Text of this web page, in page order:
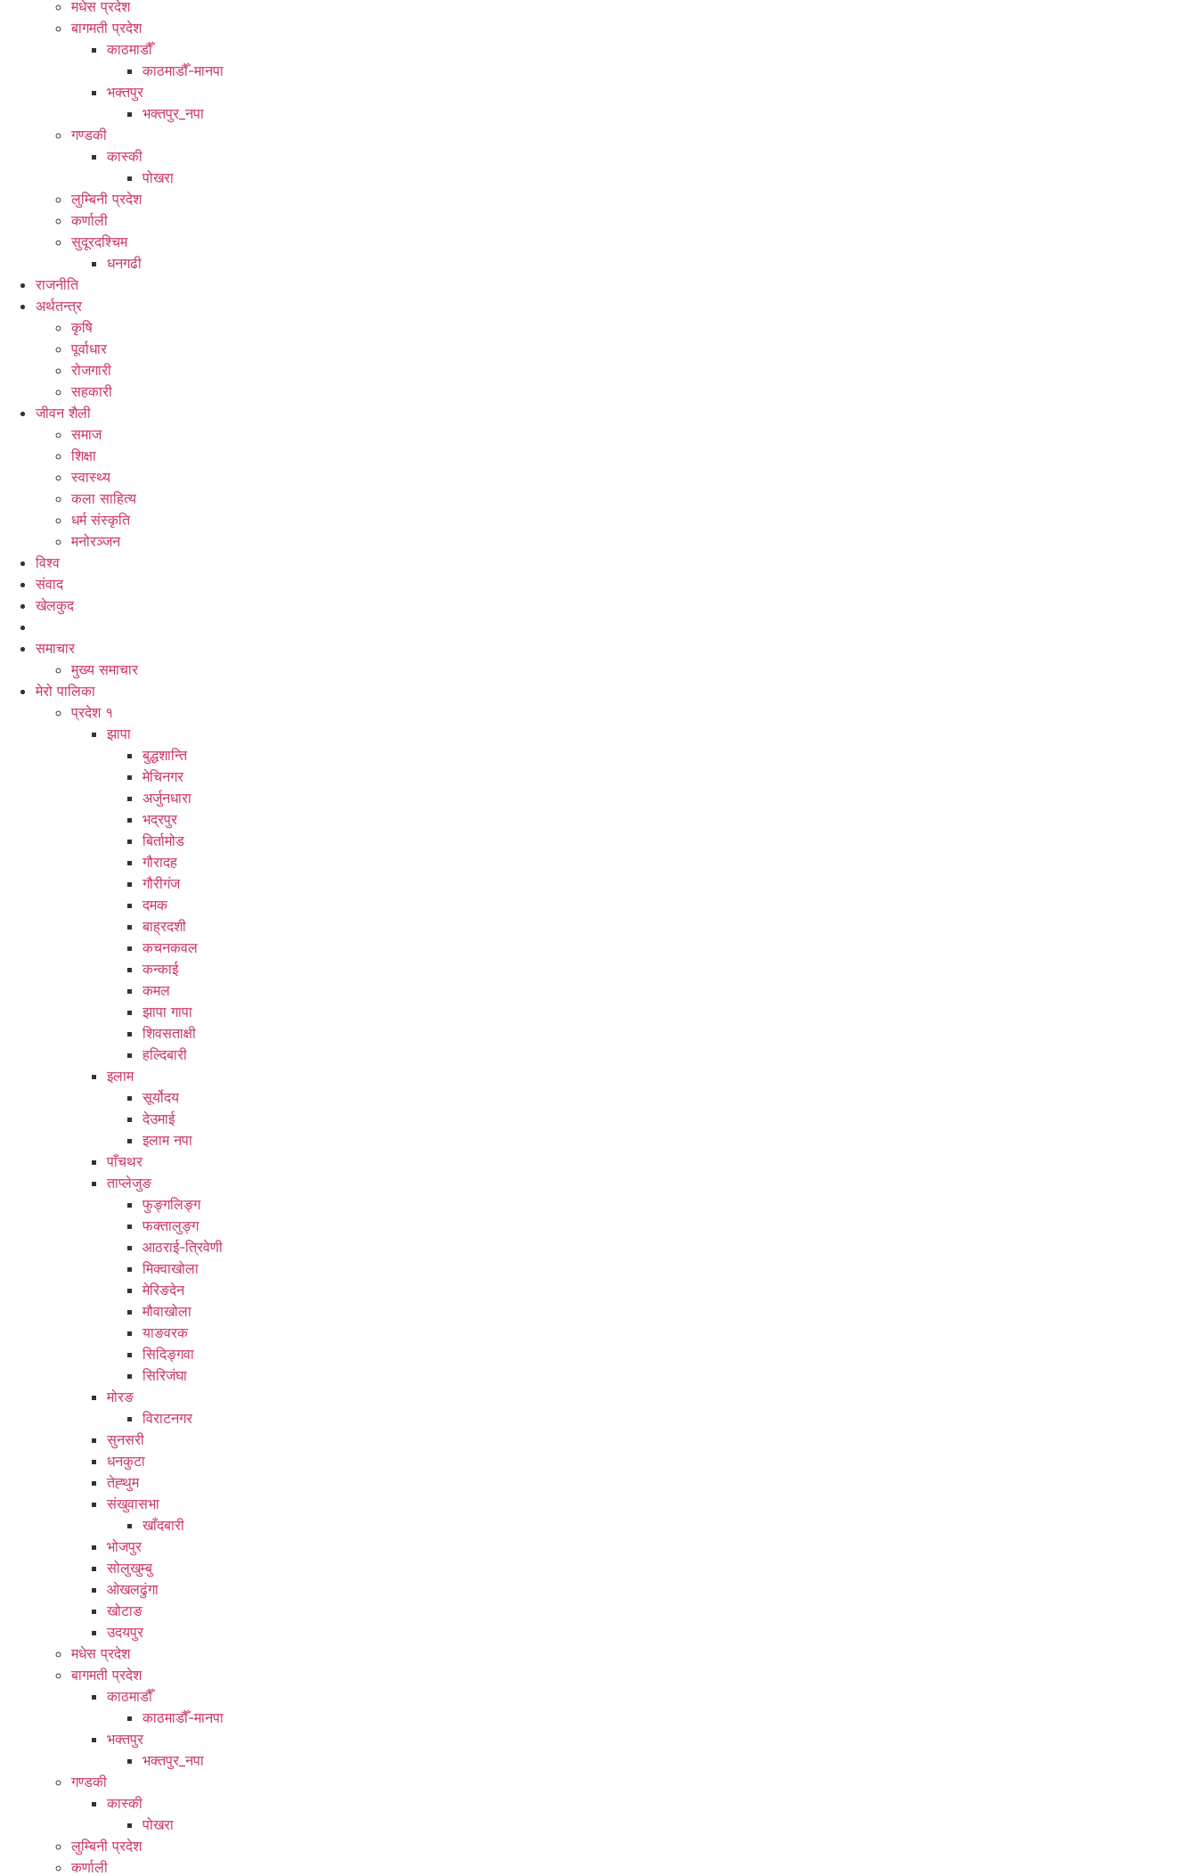
मधेस प्रदेश
बागमती प्रदेश
काठमाडौँ
काठमाडौँ-मानपा
भक्तपुर
भक्तपुर_नपा
गण्डकी
कास्की
पोखरा
लुम्बिनी प्रदेश
कर्णाली
सुदूरदश्चिम
धनगढी
राजनीति
अर्थतन्त्र
कृषि
पूर्वाधार
रोजगारी
सहकारी
जीवन शैली
समाज
शिक्षा
स्वास्थ्य
कला साहित्य
धर्म संस्कृति
मनोरञ्जन
विश्व
संवाद
खेलकुद
समाचार
मुख्य समाचार
मेरो पालिका
प्रदेश १
झापा
बुद्धशान्ति
मेचिनगर
अर्जुनधारा
भद्रपुर
बिर्तामोड
गौरादह
गौरीगंज
दमक
बाह्रदशी
कचनकवल
कन्काई
कमल
झापा गापा
शिवसताक्षी
हल्दिबारी
इलाम
सूर्योदय
देउमाई
इलाम नपा
पाँचथर
ताप्लेजुङ
फुङ्गलिङ्ग
फक्तालुङ्ग
आठराई-त्रिवेणी
मिक्वाखोला
मेरिङदेन
मौवाखोला
याङवरक
सिदिङ्गवा
सिरिजंघा
मोरङ
विराटनगर
सुनसरी
धनकुटा
तेह्थुम
संखुवासभा
खाँदबारी
भोजपुर
सोलुखुम्बु
ओखलढुंगा
खोटाङ
उदयपुर
मधेस प्रदेश
बागमती प्रदेश
काठमाडौँ
काठमाडौँ-मानपा
भक्तपुर
भक्तपुर_नपा
गण्डकी
कास्की
पोखरा
लुम्बिनी प्रदेश
कर्णाली